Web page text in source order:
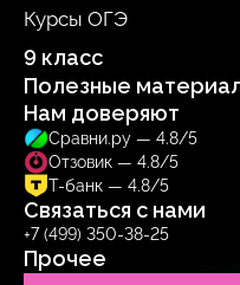
Профильная математика
Обществознание
Биология
Русский язык
Профильная математика
Информатика
Обществознание
Биология
Курсы ОГЭ
9 класс
Русский язык
Полезные
Блог
Учебник
Тренажер
Нам доверяют
Сравни.ру — 4.8/5
Отзовик — 4.8/5
Т-банк — 4.8/5
Связаться с нами
+7 (499) 350-38-25
Прочее